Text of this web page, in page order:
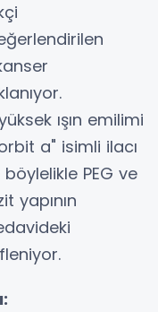
ışın emilimi
a" isimli ilacı
PEG ve
yapının